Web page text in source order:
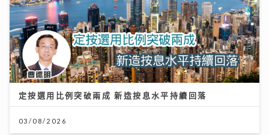
定按選用比例突破兩成 新造按息水平持續回落
03/08/2026